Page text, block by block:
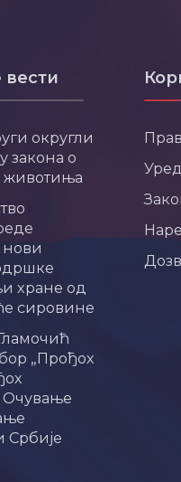
вести
округли
закона о
животиња
хране од
сировине
„Прођох
Очување
Србије